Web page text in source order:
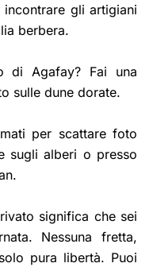
gli artigiani
berbera.
di Agafay? Fai una
sulle dune dorate.
per scattare foto
sugli alberi o presso
significa che sei
Nessuna fretta,
pura libertà. Puoi